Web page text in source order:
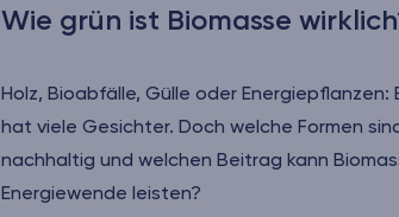
Wie grün ist Biomasse
Holz, Bioabfälle, Gülle oder Energiepflanzen:
hat viele Gesichter. Doch welche Formen
nachhaltig und welchen Beitrag kann
Energiewende leisten?